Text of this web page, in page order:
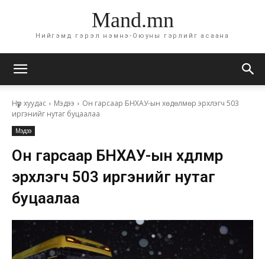
Mand.mn
Нийгэмд гэрэл нэмнэ-Оюуны гэрлийг асаана
Нүүр хуудас Мэдээ
Он гарсаар БНХАУ-ын хөдөлмөр эрхлэгч 503
иргэнийг нутаг буцаалаа
Мэдээ
Он гарсаар БНХАУ-ын хөдөлмөр
эрхлэгч 503 иргэнийг нутаг
буцаалаа